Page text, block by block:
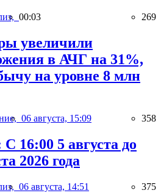
00:03 269
увеличили
в АЧГ на 31%,
на уровне 8 млн
06 августа, 15:09 358
16:00 5 августа до
2026 года
06 августа, 14:51 375